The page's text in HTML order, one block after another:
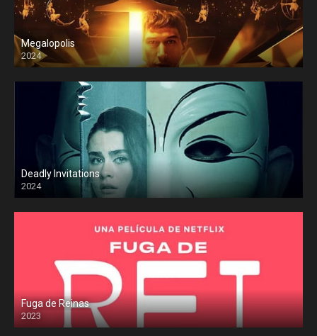
Megalopolis
2024
Deadly Invitations
2024
Fuga de Reinas
2023